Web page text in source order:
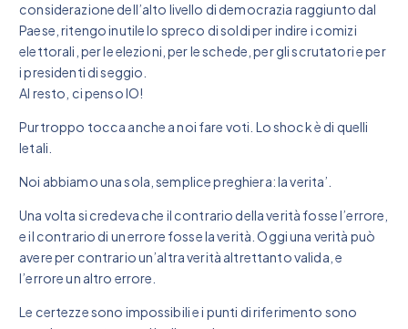
considerazione dell’alto livello di democrazia raggiunto dal
Paese, ritengo inutile lo spreco di soldi per indire i comizi
elettorali, per le elezioni, per le schede, per gli scrutatori e per
i presidenti di seggio.
Al resto, ci penso IO!
Purtroppo tocca anche a noi fare voti. Lo shock è di quelli
letali.
Noi abbiamo una sola, semplice preghiera: la verita’.
Una volta si credeva che il contrario della verità fosse l’errore,
e il contrario di un errore fosse la verità. Oggi una verità può
avere per contrario un’altra verità altrettanto valida, e
l’errore un altro errore.
Le certezze sono impossibili e i punti di riferimento sono